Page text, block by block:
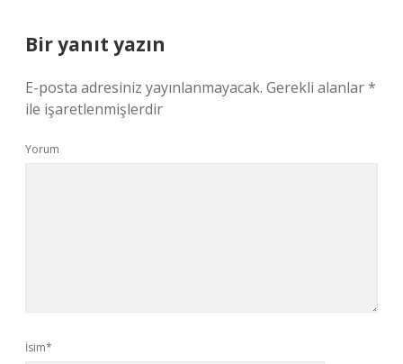
Bir yanıt yazın
E-posta adresiniz yayınlanmayacak. Gerekli alanlar*
ile işaretlenmişlerdir
Yorum
İsim*